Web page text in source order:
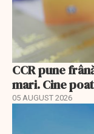
CCR pune
mari. Cine
05 AUGUST 2026